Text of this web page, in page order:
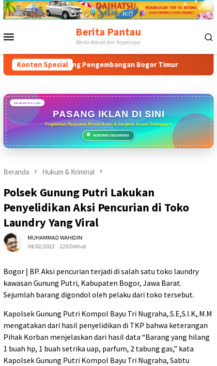
Loncat
ke
Berita Pantau
Berita Aktual dan Terpercaya
Konten Spesial
dan Dukung Pengembangan Bogor Timur Tabrak
UKURAN 970 x 250
PASANG IKLAN DI SINI
Tingkatkan Penjualan Bisnis Anda & Jangkau Jutaan Pelanggan!
HUBUNGI SEKARANG
Beranda Hukum & Kriminal
Polsek Gunung Putri Lakukan
Penyelidikan Aksi Pencurian di Toko
Laundry Yang Viral
MUHAMMAD WAHIDIN
04/02/2023
220 Dilihat
Bogor | BP. Aksi pencurian terjadi di salah satu toko laundry
kawasan Gunung Putri, Kabupaten Bogor, Jawa Barat.
Sejumlah barang digondol oleh pelaku dari toko tersebut.
Kapolsek Gunung Putri Kompol Bayu Tri Nugraha,.S.E,S.I.K,.M.M
mengatakan dari hasil penyelidikan di TKP bahwa keterangan
Pihak Korban menjelaskan dari hasil data “Barang yang hilang
1 buah hp, 1 buah setrika uap, parfum, 2 tabung gas,” kata
Kapolsek Gunung Putri Kompol Bayu Tri Nugraha, Sabtu